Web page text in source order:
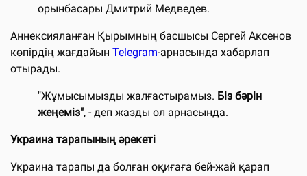
орынбасары Дмитрий Медведев.
Аннексияланған Қырымның басшысы Сергей Аксенов
көпірдің жағдайын Telegram-арнасында хабарлап
отырады.
"Жұмысымызды жалғастырамыз. Біз бәрін
жеңеміз", - деп жазды ол арнасында.
Украина тарапының әрекеті
Украина тарапы да болған оқиғаға бей-жай қарап